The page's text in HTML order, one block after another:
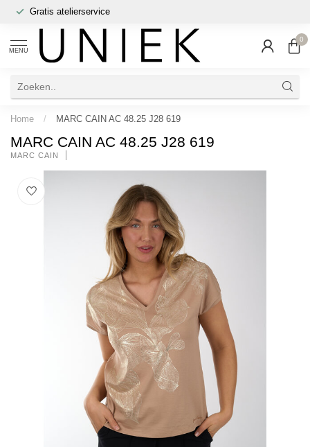
Gratis atelierservice
MENU
0
Home / MARC CAIN AC 48.25 J28 619
MARC CAIN AC 48.25 J28 619
MARC CAIN